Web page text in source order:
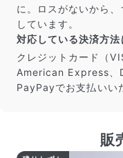
に。ロスがないから
しています。
対応している決済方法
クレジットカード（
American Express、
PayPayでお支払いい
販